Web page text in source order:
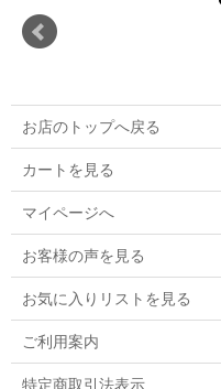
お店のトップへ戻る
カートを見る
マイページへ
お客様の声を見る
お気に入りリストを見る
ご利用案内
特定商取引法表示